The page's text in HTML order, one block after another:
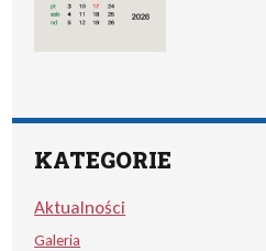
KATEGORIE
Aktualności
Galeria